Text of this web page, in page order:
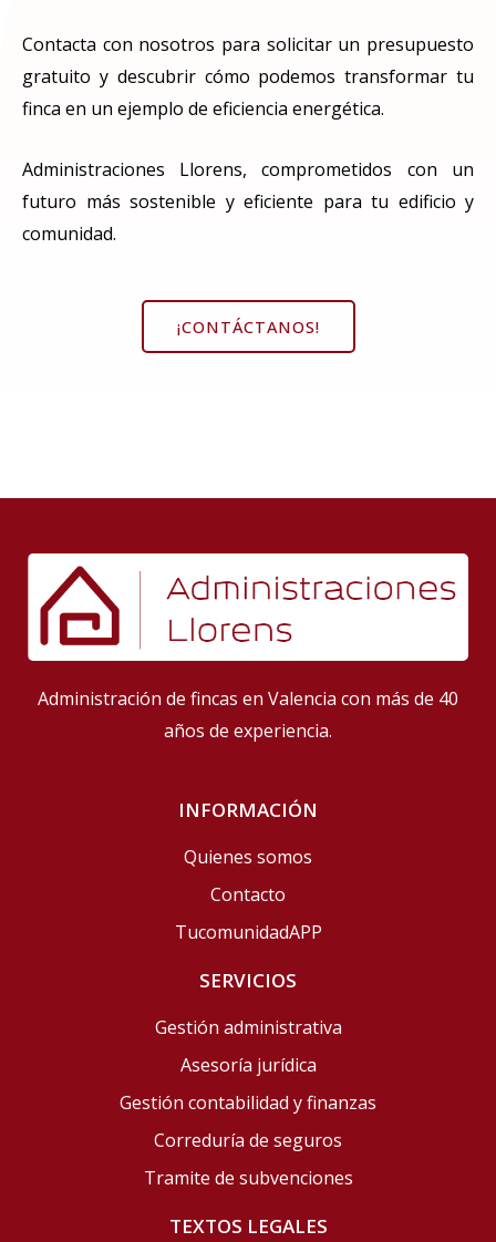
Contacta con nosotros para solicitar un presupuesto
gratuito y descubrir cómo podemos transformar tu
finca en un ejemplo de eficiencia energética.
Administraciones Llorens, comprometidos con un
futuro más sostenible y eficiente para tu edificio y
comunidad.
¡CONTÁCTANOS!
Administración de fincas en Valencia con más de 40
años de experiencia.
INFORMACIÓN
Quienes somos
Contacto
TucomunidadAPP
SERVICIOS
Gestión administrativa
Asesoría jurídica
Gestión contabilidad y finanzas
Correduría de seguros
Tramite de subvenciones
TEXTOS LEGALES